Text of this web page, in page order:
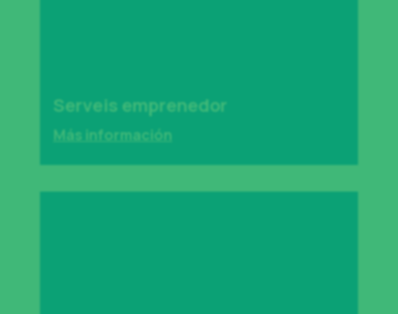
Serveis emprenedor
Más información